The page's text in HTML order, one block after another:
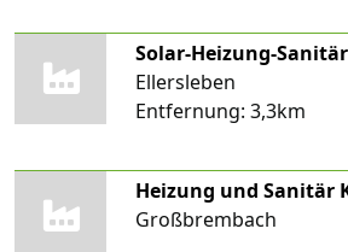
Ellersleben
Entfernung: 3,3km
Großbrembach